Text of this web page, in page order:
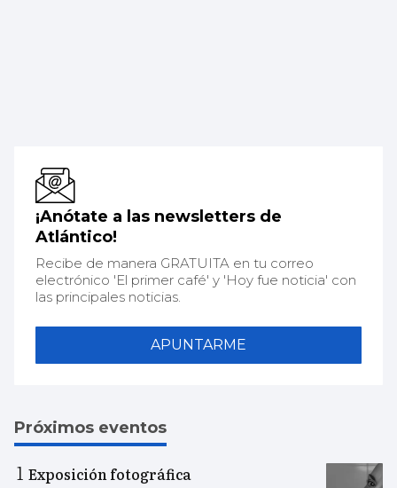
¡Anótate a las newsletters de
Atlántico!
Recibe de manera GRATUITA en tu correo
electrónico 'El primer café' y 'Hoy fue noticia' con
las principales noticias.
APUNTARME
Próximos eventos
Exposición fotográfica